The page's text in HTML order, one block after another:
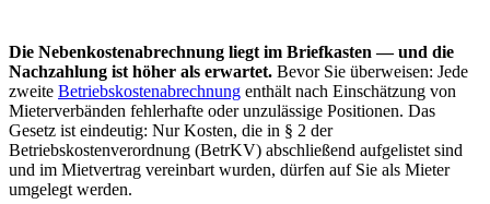
Die Nebenkostenabrechnung liegt im Briefkasten — und die
Nachzahlung ist höher als erwartet. Bevor Sie überweisen: Jede
zweite Betriebskostenabrechnung enthält nach Einschätzung von
Mieterverbänden fehlerhafte oder unzulässige Positionen. Das
Gesetz ist eindeutig: Nur Kosten, die in § 2 der
Betriebskostenverordnung (BetrKV) abschließend aufgelistet sind
und im Mietvertrag vereinbart wurden, dürfen auf Sie als Mieter
umgelegt werden.